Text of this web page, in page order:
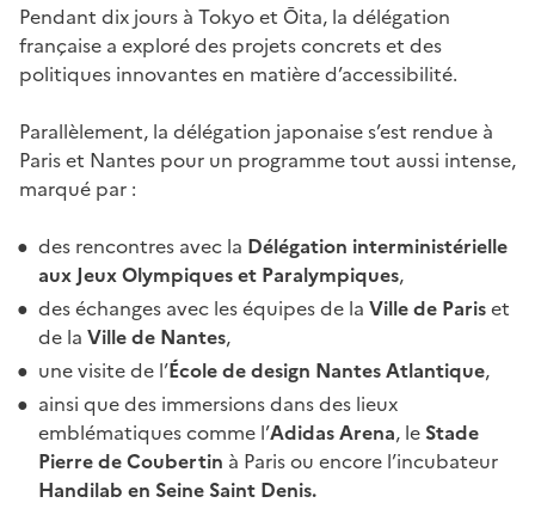
Pendant dix jours à Tokyo et Ōita, la délégation
française a exploré des projets concrets et des
politiques innovantes en matière d’accessibilité.
Parallèlement, la délégation japonaise s’est rendue à
Paris et Nantes pour un programme tout aussi intense,
marqué par :
des rencontres avec la Délégation interministérielle
aux Jeux Olympiques et Paralympiques,
des échanges avec les équipes de la Ville de Pariset
de la Ville de Nantes,
une visite de l’École de design Nantes Atlantique,
ainsi que des immersions dans des lieux
emblématiques comme l’Adidas Arena, le Stade
Pierre de Coubertin à Paris ou encore l’incubateur
Handilab en Seine Saint Denis.